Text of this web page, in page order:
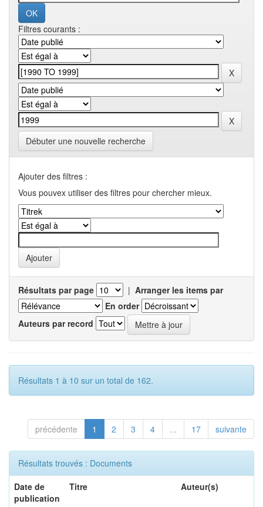
Filtres courants :
Débuter une nouvelle recherche
Ajouter des filtres :
Vous pouvex utiliser des filtres pour chercher mieux.
Résultats par page | Arranger les items par
En order
Auteurs par record
Résultats 1 à 10 sur un total de 162.
précédente 1 2 3 4 ... 17 suivante
Résultats trouvés : Documents
Date de
publication
Titre Auteur(s)